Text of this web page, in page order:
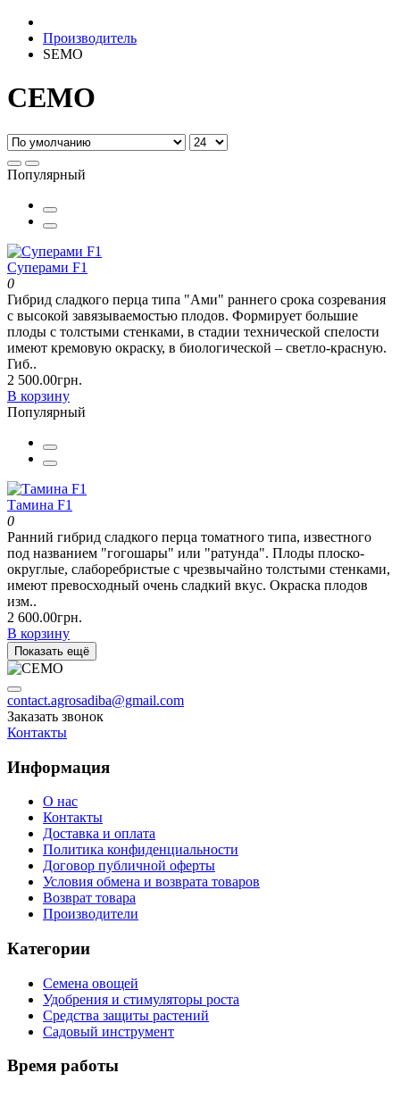
Производитель
SEMO
СЕМО
Популярный
Суперами F1
0
Гибрид сладкого перца типа "Ами" раннего срока созревания
с высокой завязываемостью плодов. Формирует большие
плоды с толстыми стенками, в стадии технической спелости
имеют кремовую окраску, в биологической – светло-красную.
Гиб..
2 500.00грн.
В корзину
Популярный
Тамина F1
0
Ранний гибрид сладкого перца томатного типа, известного
под названием "гогошары" или "ратунда". Плоды плоско-
округлые, слаборебристые с чрезвычайно толстыми стенками,
имеют превосходный очень сладкий вкус. Окраска плодов
изм..
2 600.00грн.
В корзину
Показать ещё
contact.agrosadiba@gmail.com
Заказать звонок
Контакты
Информация
О нас
Контакты
Доставка и оплата
Политика конфиденциальности
Договор публичной оферты
Условия обмена и возврата товаров
Возврат товара
Производители
Категории
Семена овощей
Удобрения и стимуляторы роста
Средства защиты растений
Садовый инструмент
Время работы